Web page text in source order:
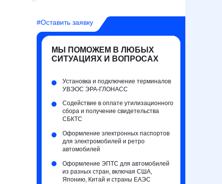
#Оставить заявку
МЫ ПОМОЖЕМ В ЛЮБЫХ
СИТУАЦИЯХ И ВОПРОСАХ
Оформление ЭПТС для автомобилей
из разных стран, включая США,
Японию, Китай и страны ЕАЭС
Установка и подключение терминалов
УВЭОС ЭРА-ГЛОНАСС
Содействие в оплате утилизационного
сбора и получение свидетельства
СБКТС
Оформление электронных паспортов
для электромобилей и ретро
автомобилей